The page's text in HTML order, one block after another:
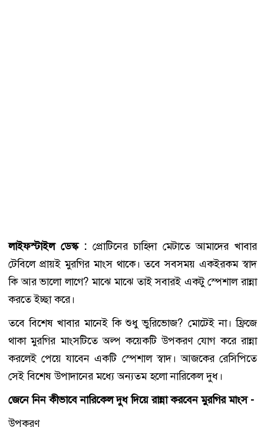
লাইফস্টাইল ডেস্ক : প্রোটিনের চাহিদা মেটাতে আমাদের খাবার
টেবিলে প্রায়ই মুরগির মাংস থাকে। তবে সবসময় একইরকম স্বাদ
কি আর ভালো লাগে? মাঝে মাঝে তাই সবারই একটু স্পেশাল রান্না
করতে ইচ্ছা করে।
তবে বিশেষ খাবার মানেই কি শুধু ভুরিভোজ? মোটেই না। ফ্রিজে
থাকা মুরগির মাংসটিতে অল্প কয়েকটি উপকরণ যোগ করে রান্না
করলেই পেয়ে যাবেন একটি স্পেশাল স্বাদ। আজকের রেসিপিতে
সেই বিশেষ উপাদানের মধ্যে অন্যতম হলো নারিকেল দুধ।
জেনে নিন কীভাবে নারিকেল দুধ দিয়ে রান্না করবেন মুরগির মাংস -
উপকরণ